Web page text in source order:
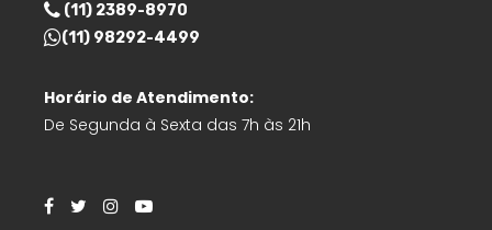
(11) 2389-8970
(11) 98292-4499
Horário de Atendimento:
De Segunda à Sexta das 7h às 21h